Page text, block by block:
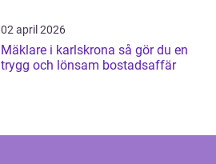
02 april 2026
Mäklare i karlskrona så gör du en
trygg och lönsam bostadsaffär